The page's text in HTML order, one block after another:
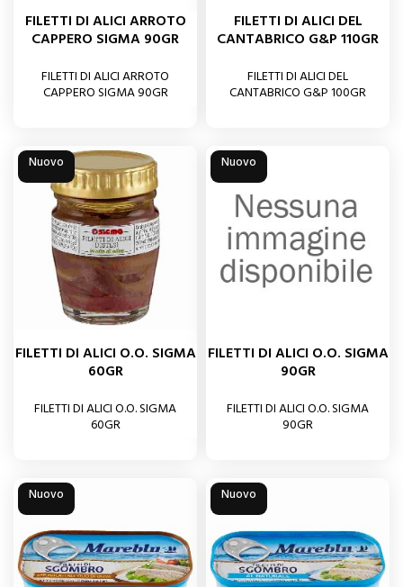
FILETTI DI ALICI ARROTO
CAPPERO SIGMA 90GR
FILETTI DI ALICI ARROTO
CAPPERO SIGMA 90GR
FILETTI DI ALICI DEL
CANTABRICO G&P 110GR
FILETTI DI ALICI DEL
CANTABRICO G&P 100GR
Nuovo
FILETTI DI ALICI O.O. SIGMA
60GR
FILETTI DI ALICI O.O. SIGMA
60GR
Nuovo
FILETTI DI ALICI O.O. SIGMA
90GR
FILETTI DI ALICI O.O. SIGMA
90GR
Nuovo Nuovo